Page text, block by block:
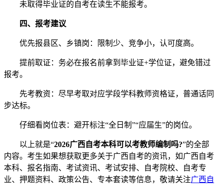
未取得毕业证的自考在读生不能报考。
四、报考建议
优先报县区、乡镇岗：限制少、竞争小，认可度高。
提前取证：务必在报名前拿到毕业证+学位证，避免错过
报考。
先考教资：尽早考取对应学段学科教师资格证，普通话同
步达标。
仔细看岗位表：避开标注“全日制”“应届生”的岗位。
以上就是“2026广西自考本科可以考教师编制吗?”的全部
内容。考生如果想获取更多关于广西自考的资讯，如广西自考
本科、报名指南、考试资讯、考试安排、自考院校、自考专
业、押题资料、政策公告、专本套读等信息，敬请关注广西自